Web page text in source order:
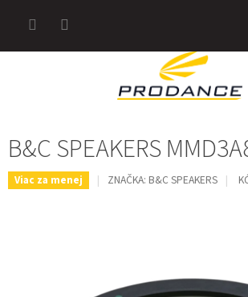
B&C SPEAKERS
Viac za menej ZNAČKA: B&C SPEAKERS